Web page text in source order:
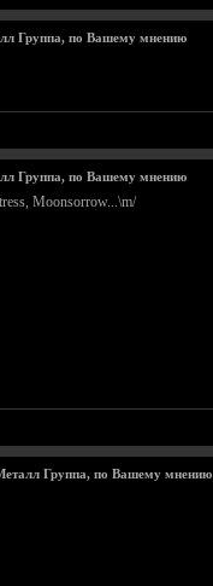
Группа, по Вашему мнению
Группа, по Вашему мнению
Moonsorrow...\m/
Группа, по Вашему мнению